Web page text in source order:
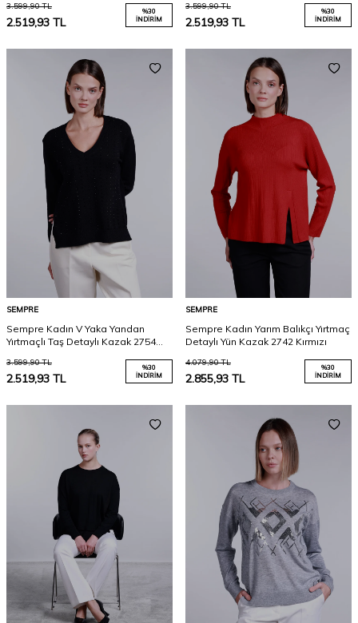
3.599,90TL
2.519,93 TL
%30
İNDIRIM
3.599,90TL
2.519,93 TL
%30
İNDIRIM
SEMPRE
Sempre Kadın V Yaka Yandan
Yırtmaçlı Taş Detaylı Kazak 2754
3.599,90TL
2.519,93 TL
%30
İNDIRIM
SEMPRE
Sempre Kadın Yarım Balıkçı Yırtmaç
Detaylı Yün Kazak 2742 Kırmızı
4.079,90TL
2.855,93 TL
%30
İNDIRIM